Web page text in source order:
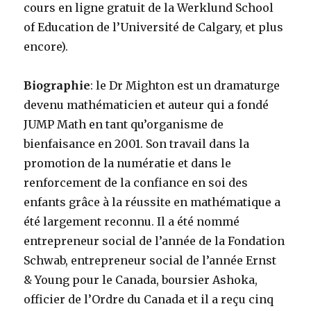
cours en ligne gratuit de la Werklund School
of Education de l’Université de Calgary, et plus
encore).
Biographie: le Dr Mighton est un dramaturge
devenu mathématicien et auteur qui a fondé
JUMP Math en tant qu’organisme de
bienfaisance en 2001. Son travail dans la
promotion de la numératie et dans le
renforcement de la confiance en soi des
enfants grâce à la réussite en mathématique a
été largement reconnu. Il a été nommé
entrepreneur social de l’année de la Fondation
Schwab, entrepreneur social de l’année Ernst
& Young pour le Canada, boursier Ashoka,
officier de l’Ordre du Canada et il a reçu cinq